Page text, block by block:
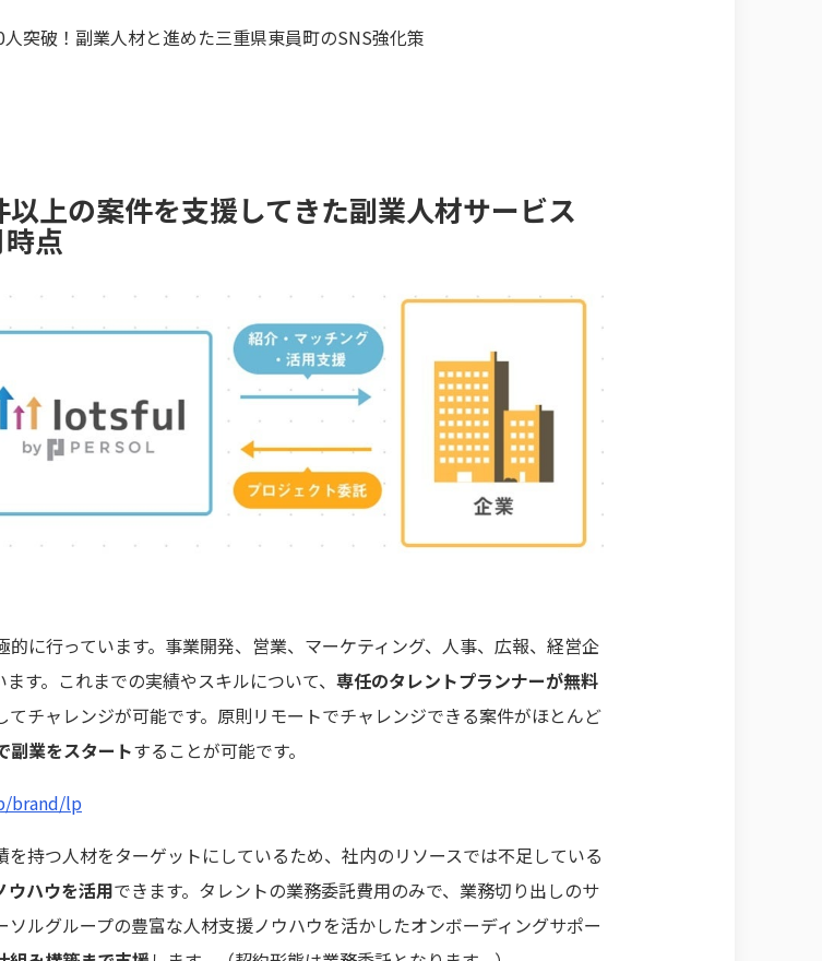
突破！副業人材と進めた三重県東員町のSNS強化策
上の案件を支援してきた副業人材サービス
点
に行っています。事業開発、営業、マーケティング、人事、広報、経営企
す。これまでの実績やスキルについて、 専任のタレントプランナーが無料
チャレンジが可能です。原則リモートでチャレンジできる案件がほとんど
副業をスタートすることが可能です。
brand/lp
持つ人材をターゲットにしているため、社内のリソースでは不足している
ウハウを活用できます。タレントの業務委託費用のみで、業務切り出しのサ
ルグループの豊富な人材支援ノウハウを活かしたオンボーディングサポー